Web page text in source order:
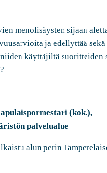
menolisäysten sijaan
ja edellyttää
käyttäjiltä suoritteiden
(kok.),
palvelualue
alun perin